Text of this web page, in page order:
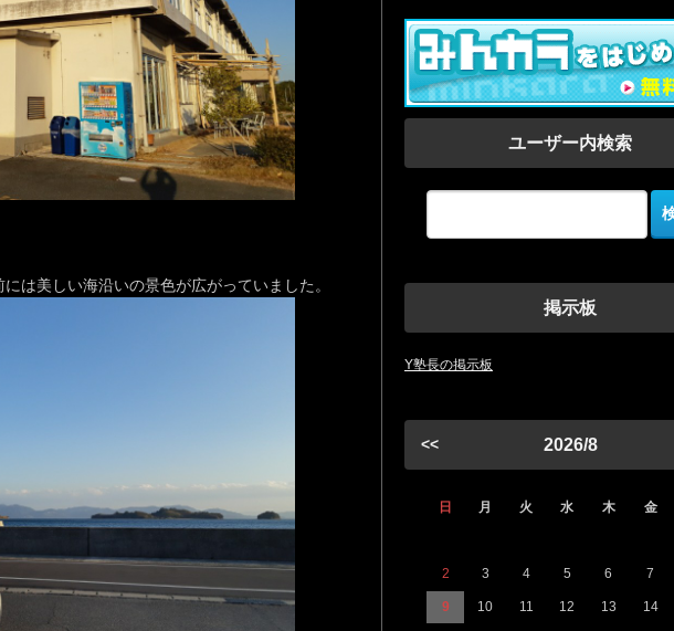
は美しい海沿いの景色が広がっていました。
ユーザー内検索
掲示板
Y塾長の掲示板
<< 2026/8
日 月 火 水 木 金
2 3 4 5 6 7
9 10 11 12 13 14